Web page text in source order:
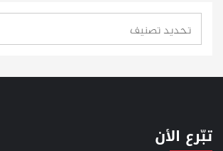
تبّرع الأن